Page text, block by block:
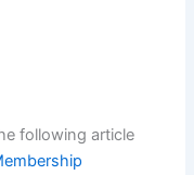
following article